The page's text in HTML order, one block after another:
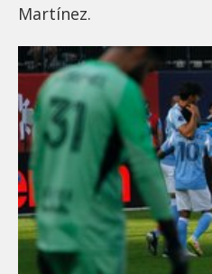
Martínez.